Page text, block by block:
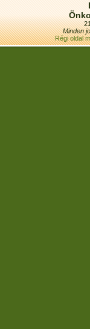
Minden
Régi oldal